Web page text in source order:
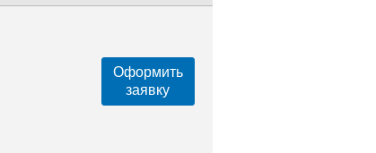
Оформить
заявку